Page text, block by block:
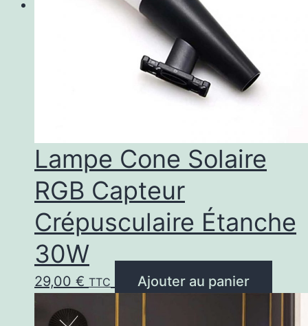
Lampe Cone Solaire
RGB Capteur
Crépusculaire Étanche
30W
29,00 € TTC Ajouter au panier